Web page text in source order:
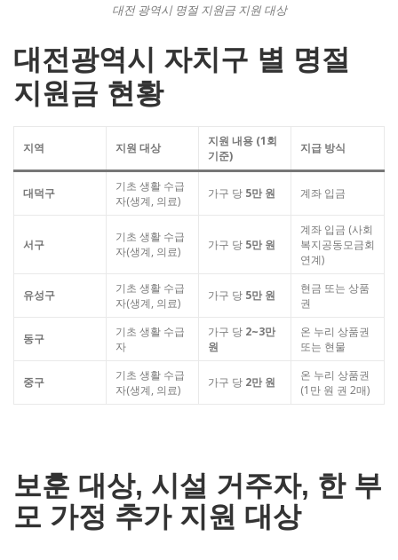
대전 광역시 명절 지원금 지원 대상
대전광역시 자치구 별 명절
지원금 현황
지역 지원 대상
지원 내용 (1회
기준)
지급 방식
대덕구
기초 생활 수급
자(생계, 의료)
가구 당 5만 원 계좌 입금
서구
기초 생활 수급
자(생계, 의료)
가구 당 5만 원
계좌 입금 (사회
복지공동모금회
연계)
유성구
기초 생활 수급
자(생계, 의료)
가구 당 5만 원
현금 또는 상품
권
동구
기초 생활 수급
자
가구 당 2~3만
원
온 누리 상품권
또는 현물
중구
기초 생활 수급
자(생계, 의료)
가구 당 2만 원
온 누리 상품권
(1만 원 권 2매)
보훈 대상, 시설 거주자, 한 부
모 가정 추가 지원 대상